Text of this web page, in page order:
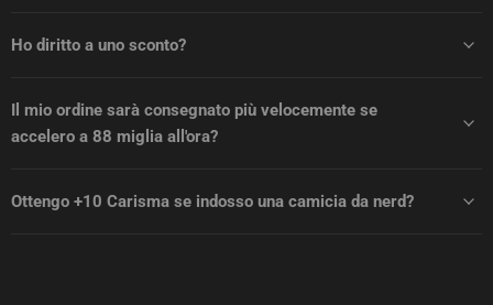
Ho diritto a uno sconto?
Il mio ordine sarà consegnato più velocemente se
accelero a 88 miglia all'ora?
Ottengo +10 Carisma se indosso una camicia da nerd?